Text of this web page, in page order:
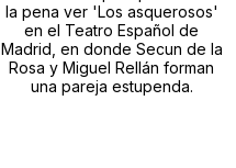
la pena ver 'Los asquerosos'
en el Teatro Español de
Madrid, en donde Secun de la
Rosa y Miguel Rellán forman
una pareja estupenda.